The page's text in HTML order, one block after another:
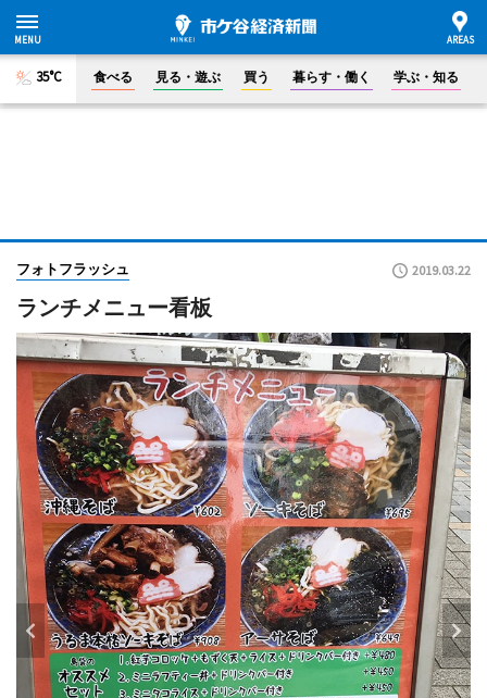
35°C 食べる 見る・遊ぶ 買う 暮らす・働く 学ぶ・知る
フォトフラッシュ 2019.03.22
ランチメニュー看板